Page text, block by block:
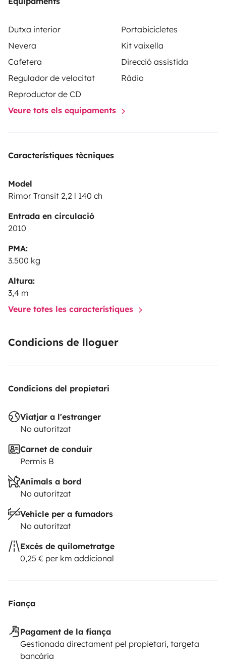
Dutxa interior
Portabicicletes
Nevera
Kit vaixella
Cafetera
Direcció assistida
Regulador de velocitat
Ràdio
Reproductor de CD
Veure tots els equipaments
Característiques tècniques
Model
Rimor Transit 2,2 l 140 ch
Entrada en circulació
2010
PMA:
3.500 kg
Altura:
3,4 m
Veure totes les característiques
Condicions de lloguer
Condicions del propietari
Viatjar a l'estranger
No autoritzat
Carnet de conduir
Permis B
Animals a bord
No autoritzat
Vehicle per a fumadors
No autoritzat
Excés de quilometratge
0,25 € per km addicional
Fiança
Pagament de la fiança
Gestionada directament pel propietari, targeta
bancària